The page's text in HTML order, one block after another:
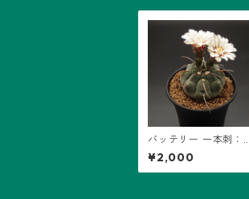
バッテリー 一本刺：ギ
ムノカリキウム属 (B1
0) ※実生
¥2,000